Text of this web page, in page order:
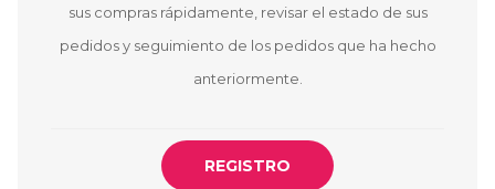
sus compras rápidamente, revisar el estado de sus
pedidos y seguimiento de los pedidos que ha hecho
anteriormente.